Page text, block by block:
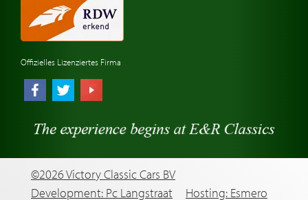
Automarken uhren
Offizielles Lizenziertes Firma
©2026 Victory Classic Cars BV
Development: Pc Langstraat
Hosting: Esmero